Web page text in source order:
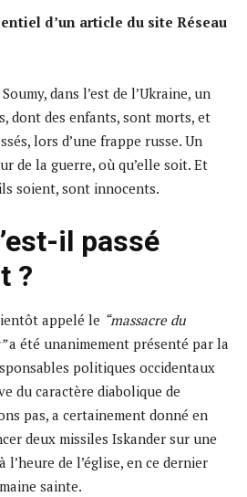
d’un article du site Réseau
dans l’est de l’Ukraine, un
dont des enfants, sont morts, et
lors d’une frappe russe. Un
de la guerre, où qu’elle soit. Et
soient, sont innocents.
il passé
?
appelé le “massacre du
a été unanimement présenté par la
politiques occidentaux
du caractère diabolique de
pas, a certainement donné en
deux missiles Iskander sur une
l’heure de l’église, en ce dernier
sainte.